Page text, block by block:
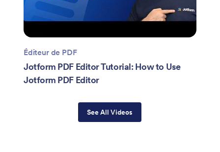
Éditeur de PDF
Jotform PDF Editor Tutorial: How to Use
Jotform PDF Editor
See All Videos